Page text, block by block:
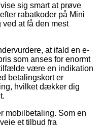
sig smart at prøve
rabatkoder på Mini
ved at få den mest
at ifald en e-
som anses for enormt
være en indikation
betalingskort er
hvilket dækker dig
mobilbetaling. Som en
et tilbud fra